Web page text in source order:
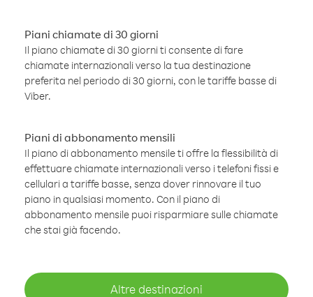
Piani chiamate di 30 giorni
Il piano chiamate di 30 giorni ti consente di fare
chiamate internazionali verso la tua destinazione
preferita nel periodo di 30 giorni, con le tariffe basse di
Viber.
Piani di abbonamento mensili
Il piano di abbonamento mensile ti offre la flessibilità di
effettuare chiamate internazionali verso i telefoni fissi e
cellulari a tariffe basse, senza dover rinnovare il tuo
piano in qualsiasi momento. Con il piano di
abbonamento mensile puoi risparmiare sulle chiamate
che stai già facendo.
Altre destinazioni